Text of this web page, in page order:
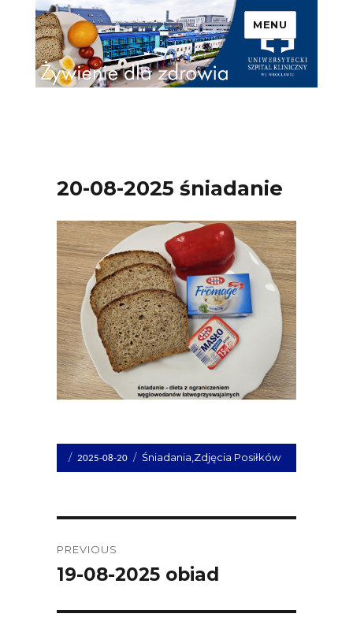
Uniwersytecki Szpital
Kliniczny we Wrocławiu –
Żywienie dla zdrowia
MENU
20-08-2025 śniadanie
Opublikowano
dnia
2025-08-20 Kategorie
Śniadania Zdjęcia Posiłków
navigation
PREVIOUS
Previous
19-08-2025 obiad